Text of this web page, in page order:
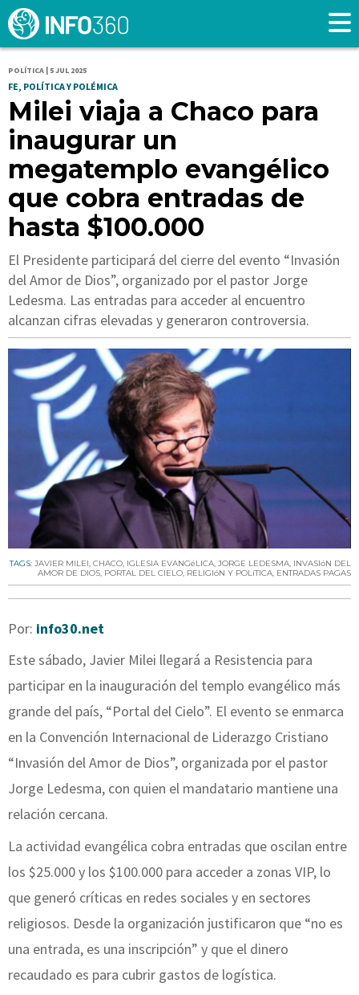
POLÍTICA | 5 JUL 2025
FE, POLÍTICA Y POLÉMICA
Milei viaja a Chaco para
inaugurar un
megatemplo evangélico
que cobra entradas de
hasta $100.000
El Presidente participará del cierre del evento “Invasión
del Amor de Dios”, organizado por el pastor Jorge
Ledesma. Las entradas para acceder al encuentro
alcanzan cifras elevadas y generaron controversia.
TAGS: JAVIER MILEI, CHACO, IGLESIA EVANGéLICA, JORGE LEDESMA, INVASIóN DEL
AMOR DE DIOS, PORTAL DEL CIELO, RELIGIóN Y POLíTICA, ENTRADAS PAGAS
Por: info30.net
Este sábado, Javier Milei llegará a Resistencia para
participar en la inauguración del templo evangélico más
grande del país, “Portal del Cielo”. El evento se enmarca
en la Convención Internacional de Liderazgo Cristiano
“Invasión del Amor de Dios”, organizada por el pastor
Jorge Ledesma, con quien el mandatario mantiene una
relación cercana.
La actividad evangélica cobra entradas que oscilan entre
los $25.000 y los $100.000 para acceder a zonas VIP, lo
que generó críticas en redes sociales y en sectores
religiosos. Desde la organización justificaron que “no es
una entrada, es una inscripción” y que el dinero
recaudado es para cubrir gastos de logística.